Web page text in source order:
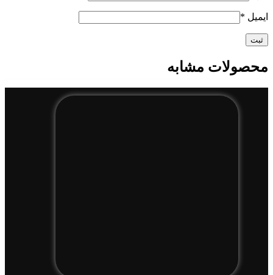
ایمیل *
محصولات مشابه